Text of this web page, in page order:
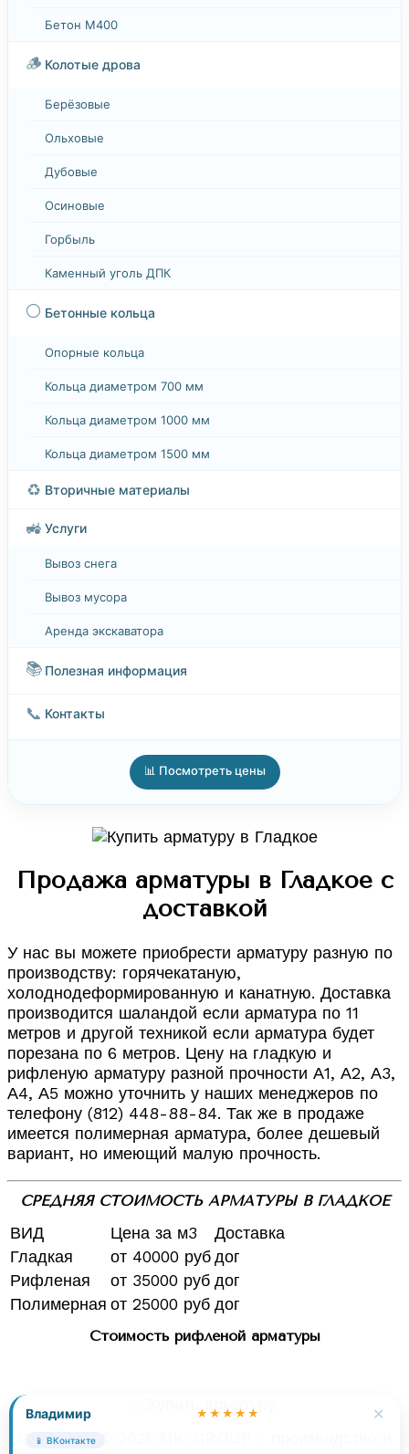
Владимир ★★★★★ ✕
📱 ВКонтакте
Бетон М400
🪵 Колотые дрова
Берёзовые
Ольховые
Дубовые
Осиновые
Горбыль
Каменный уголь ДПК
⚪ Бетонные кольца
Опорные кольца
Кольца диаметром 700 мм
Кольца диаметром 1000 мм
Кольца диаметром 1500 мм
♻️ Вторичные материалы
🚜 Услуги
Вывоз снега
Вывоз мусора
Аренда экскаватора
📚 Полезная информация
📞 Контакты
📊 Посмотреть цены
Продажа арматуры в Гладкое с
доставкой
У нас вы можете приобрести арматуру разную по
производству: горячекатаную,
холоднодеформированную и канатную. Доставка
производится шаландой если арматура по 11
метров и другой техникой если арматура будет
порезана по 6 метров. Цену на гладкую и
рифленую арматуру разной прочности А1, А2, А3,
А4, А5 можно уточнить у наших менеджеров по
телефону (812) 448-88-84. Так же в продаже
имеется полимерная арматура, более дешевый
вариант, но имеющий малую прочность.
СРЕДНЯЯ СТОИМОСТЬ АРМАТУРЫ В ГЛАДКОЕ
ВИД Цена за м3
Доставка
Гладкая
от 40000 рубдог
Рифленая
от 35000 руб дог
Полимерная от 25000 руб дог
Стоимость рифленой арматуры
Copyright © 2026 MK-GROUP - производство и